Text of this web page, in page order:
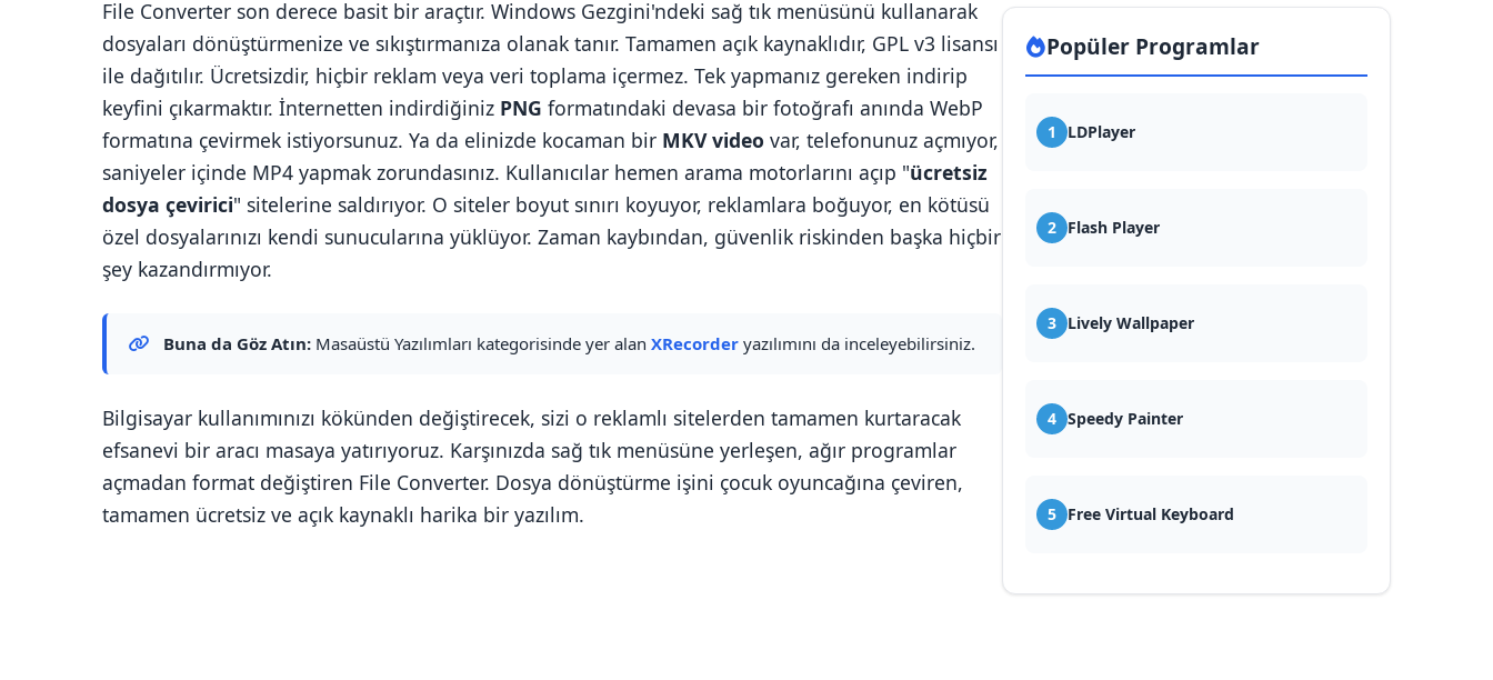
File Converter son derece basit bir araçtır. Windows Gezgini'ndeki sağ tık menüsünü kullanarak
dosyaları dönüştürmenize ve sıkıştırmanıza olanak tanır. Tamamen açık kaynaklıdır, GPL v3 lisansı
ile dağıtılır. Ücretsizdir, hiçbir reklam veya veri toplama içermez. Tek yapmanız gereken indirip
keyfini çıkarmaktır. İnternetten indirdiğiniz PNG formatındaki devasa bir fotoğrafı anında WebP
formatına çevirmek istiyorsunuz. Ya da elinizde kocaman bir MKV video var, telefonunuz açmıyor,
saniyeler içinde MP4 yapmak zorundasınız. Kullanıcılar hemen arama motorlarını açıp "ücretsiz
dosya çevirici" sitelerine saldırıyor. O siteler boyut sınırı koyuyor, reklamlara boğuyor, en kötüsü
özel dosyalarınızı kendi sunucularına yüklüyor. Zaman kaybından, güvenlik riskinden başka hiçbir
şey kazandırmıyor.
Buna da Göz Atın: Masaüstü Yazılımları kategorisinde yer alan XRecorder yazılımını da inceleyebilirsiniz.
Bilgisayar kullanımınızı kökünden değiştirecek, sizi o reklamlı sitelerden tamamen kurtaracak
efsanevi bir aracı masaya yatırıyoruz. Karşınızda sağ tık menüsüne yerleşen, ağır programlar
açmadan format değiştiren File Converter. Dosya dönüştürme işini çocuk oyuncağına çeviren,
tamamen ücretsiz ve açık kaynaklı harika bir yazılım.
Popüler Programlar
1 LDPlayer
2 Flash Player
3 Lively Wallpaper
4 Speedy Painter
5 Free Virtual Keyboard